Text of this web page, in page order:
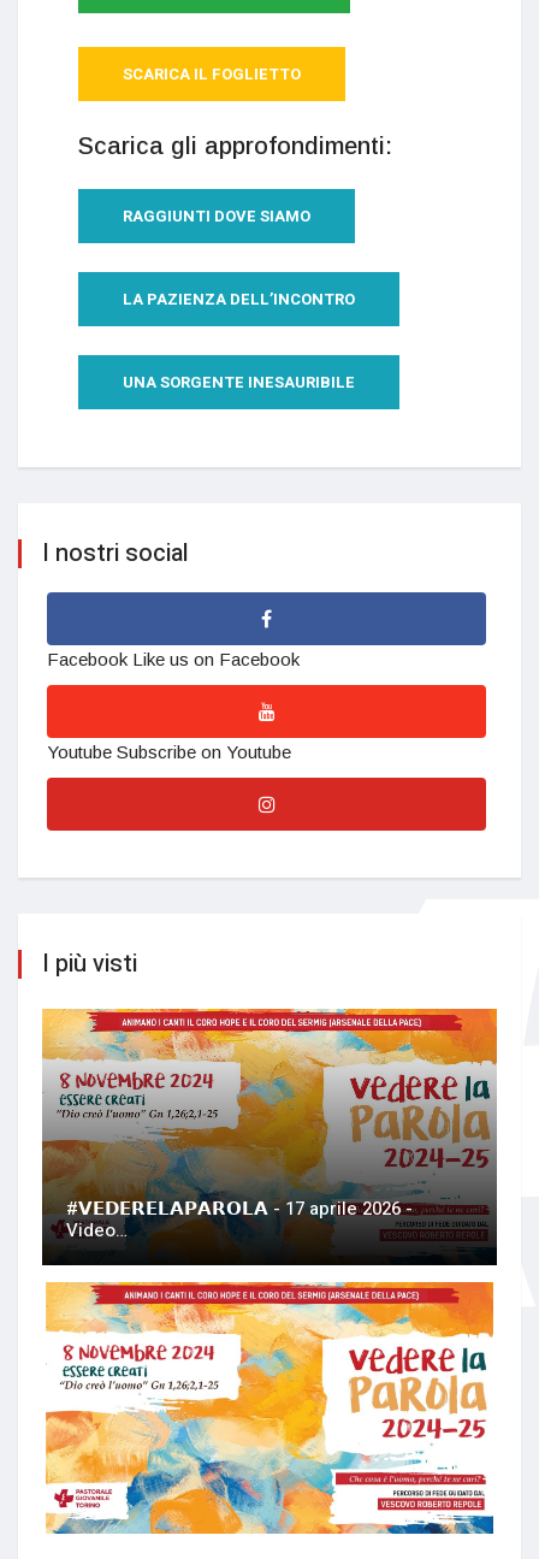
SCARICA IL FOGLIETTO
Scarica gli approfondimenti:
RAGGIUNTI DOVE SIAMO
LA PAZIENZA DELL’INCONTRO
UNA SORGENTE INESAURIBILE
I nostri social
Facebook Like us on Facebook
Youtube Subscribe on Youtube
I più visti
#𝗩𝗘𝗗𝗘𝗥𝗘𝗟𝗔𝗣𝗔𝗥𝗢𝗟𝗔 - 17 aprile 2026 -
Video…